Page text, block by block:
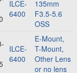
ILCE-
6400
135mm
F3.5-5.6
OSS
ILCE-
6400
E-Mount,
T-Mount,
Other Lens
or no lens